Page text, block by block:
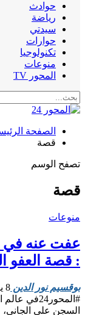
حوادث
رياضة
سيدتي
حوارات
تكنولوجيا
منوعات
المحور TV
الصفحة
قصة
تصفح الوسم
قصة
منوعات
عفت عنه في
: قصة العفو
بوقسيم نور الدين 8 يونيو, 2026
#المحور24
السجن على